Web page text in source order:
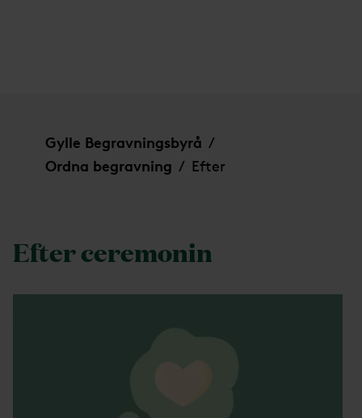
Gylle Begravningsbyrå /
Ordna begravning / Efter
Efter ceremonin